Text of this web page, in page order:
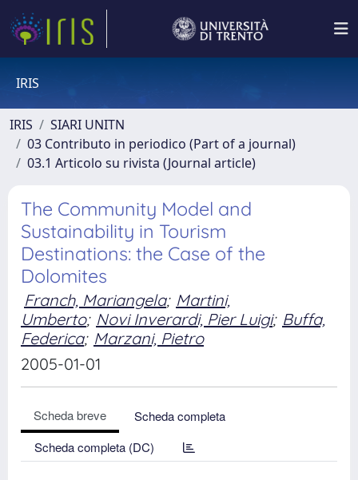
IRIS
IRIS
SIARI UNITN
03 Contributo in periodico (Part of a journal)
03.1 Articolo su rivista (Journal article)
The Community Model and
Sustainability in Tourism
Destinations: the Case of the
Dolomites
Franch, Mariangela; Martini,
Umberto; Novi Inverardi, Pier Luigi; Buffa,
Federica; Marzani, Pietro
2005-01-01
Scheda breve
Scheda completa
Scheda completa (DC)